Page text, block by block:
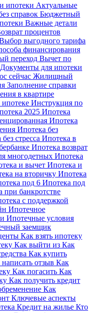
ипотеки Актуальные
справок Бюджетный
Важные детали
процентов
выгодного тарифа
финансирования
переход Вычет по
Документы для ипотеки
сейчас Жилищный
Заполнение справки
в квартире
Инструкция по
2025 Ипотека
Ипотека
Ипотека без
стресса Ипотека в
Ипотека возврат
многодетных Ипотека
и вычет Ипотека и
на вторичку Ипотека
под 6 Ипотека под
при банкротстве
с поддержкой
Ипотечное
Ипотечные условия
заемщик
Как взять ипотеку
Как выйти из Как
Как купить
отзыв Как
Как погасить Как
Как получить кредит
Как
Ключевые аспекты
Кредит на жилье Кто